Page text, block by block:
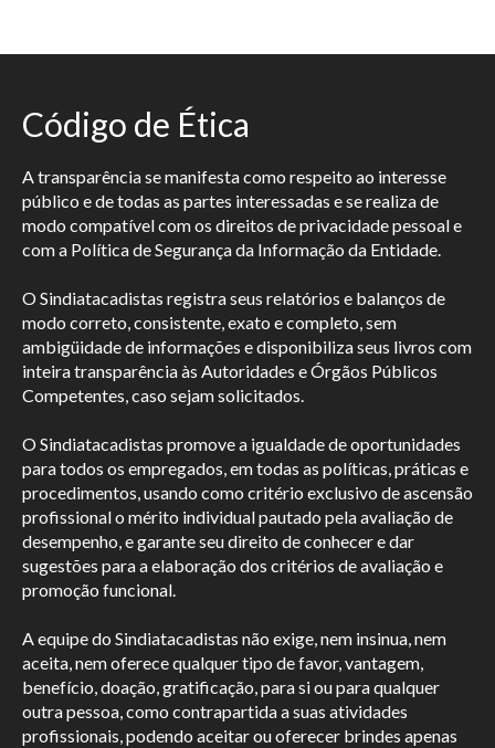
Código de Ética
A transparência se manifesta como respeito ao interesse
público e de todas as partes interessadas e se realiza de
modo compatível com os direitos de privacidade pessoal e
com a Política de Segurança da Informação da Entidade.
O Sindiatacadistas registra seus relatórios e balanços de
modo correto, consistente, exato e completo, sem
ambigüidade de informações e disponibiliza seus livros com
inteira transparência às Autoridades e Órgãos Públicos
Competentes, caso sejam solicitados.
O Sindiatacadistas promove a igualdade de oportunidades
para todos os empregados, em todas as políticas, práticas e
procedimentos, usando como critério exclusivo de ascensão
profissional o mérito individual pautado pela avaliação de
desempenho, e garante seu direito de conhecer e dar
sugestões para a elaboração dos critérios de avaliação e
promoção funcional.
A equipe do Sindiatacadistas não exige, nem insinua, nem
aceita, nem oferece qualquer tipo de favor, vantagem,
benefício, doação, gratificação, para si ou para qualquer
outra pessoa, como contrapartida a suas atividades
profissionais, podendo aceitar ou oferecer brindes apenas